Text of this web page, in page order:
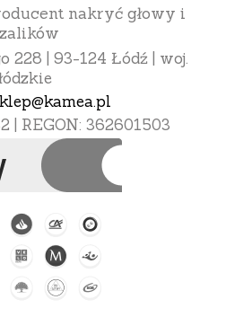
nakryć głowy i
228 | 93-124 Łódź | woj.
| REGON: 362601503